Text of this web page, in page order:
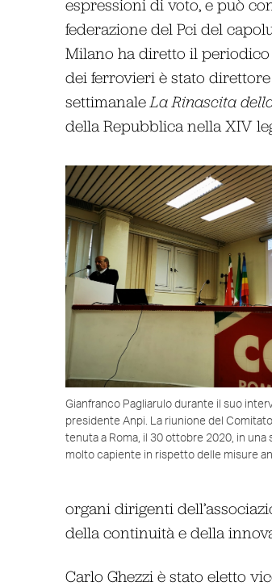
espressioni di voto, e può
federazione del Pci del
Milano ha diretto il periodico
dei ferrovieri è stato direttore
settimanale La Rinascita
della Repubblica nella XIV
Gianfranco Pagliarulo durante il suo
presidente Anpi. La riunione del
tenuta a Roma, il 30 ottobre 2020, in una
molto capiente in rispetto delle misure
organi dirigenti
della continuità e della
Carlo Ghezzi è stato eletto